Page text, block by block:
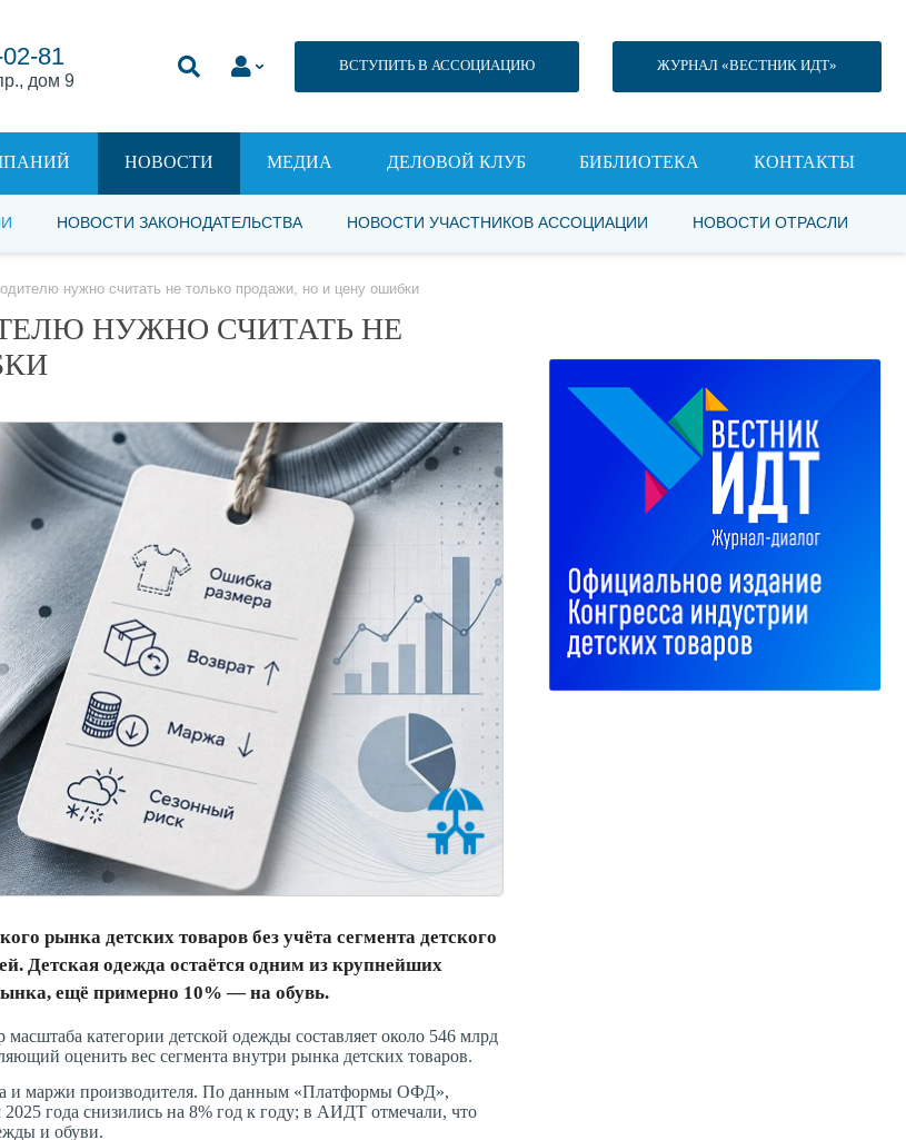
81
дом 9
ВСТУПИТЬ В АССОЦИАЦИЮ ЖУРНАЛ «ВЕСТНИК ИДТ»
НОВОСТИ МЕДИА ДЕЛОВОЙ КЛУБ БИБЛИОТЕКА КОНТАКТЫ
НОВОСТИ ЗАКОНОДАТЕЛЬСТВА НОВОСТИ УЧАСТНИКОВ АССОЦИАЦИИ НОВОСТИ ОТРАСЛИ
нужно считать не только продажи, но и цену ошибки
НУЖНО СЧИТАТЬ НЕ
рынка детских товаров без учёта сегмента детского
Детская одежда остаётся одним из крупнейших
ещё примерно 10% — на обувь.
категории детской одежды составляет около 546 млрд
оценить вес сегмента внутри рынка детских товаров.
и маржи производителя. По данным «Платформы ОФД»,
года снизились на 8% год к году; в АИДТ отмечали, что
и обуви.